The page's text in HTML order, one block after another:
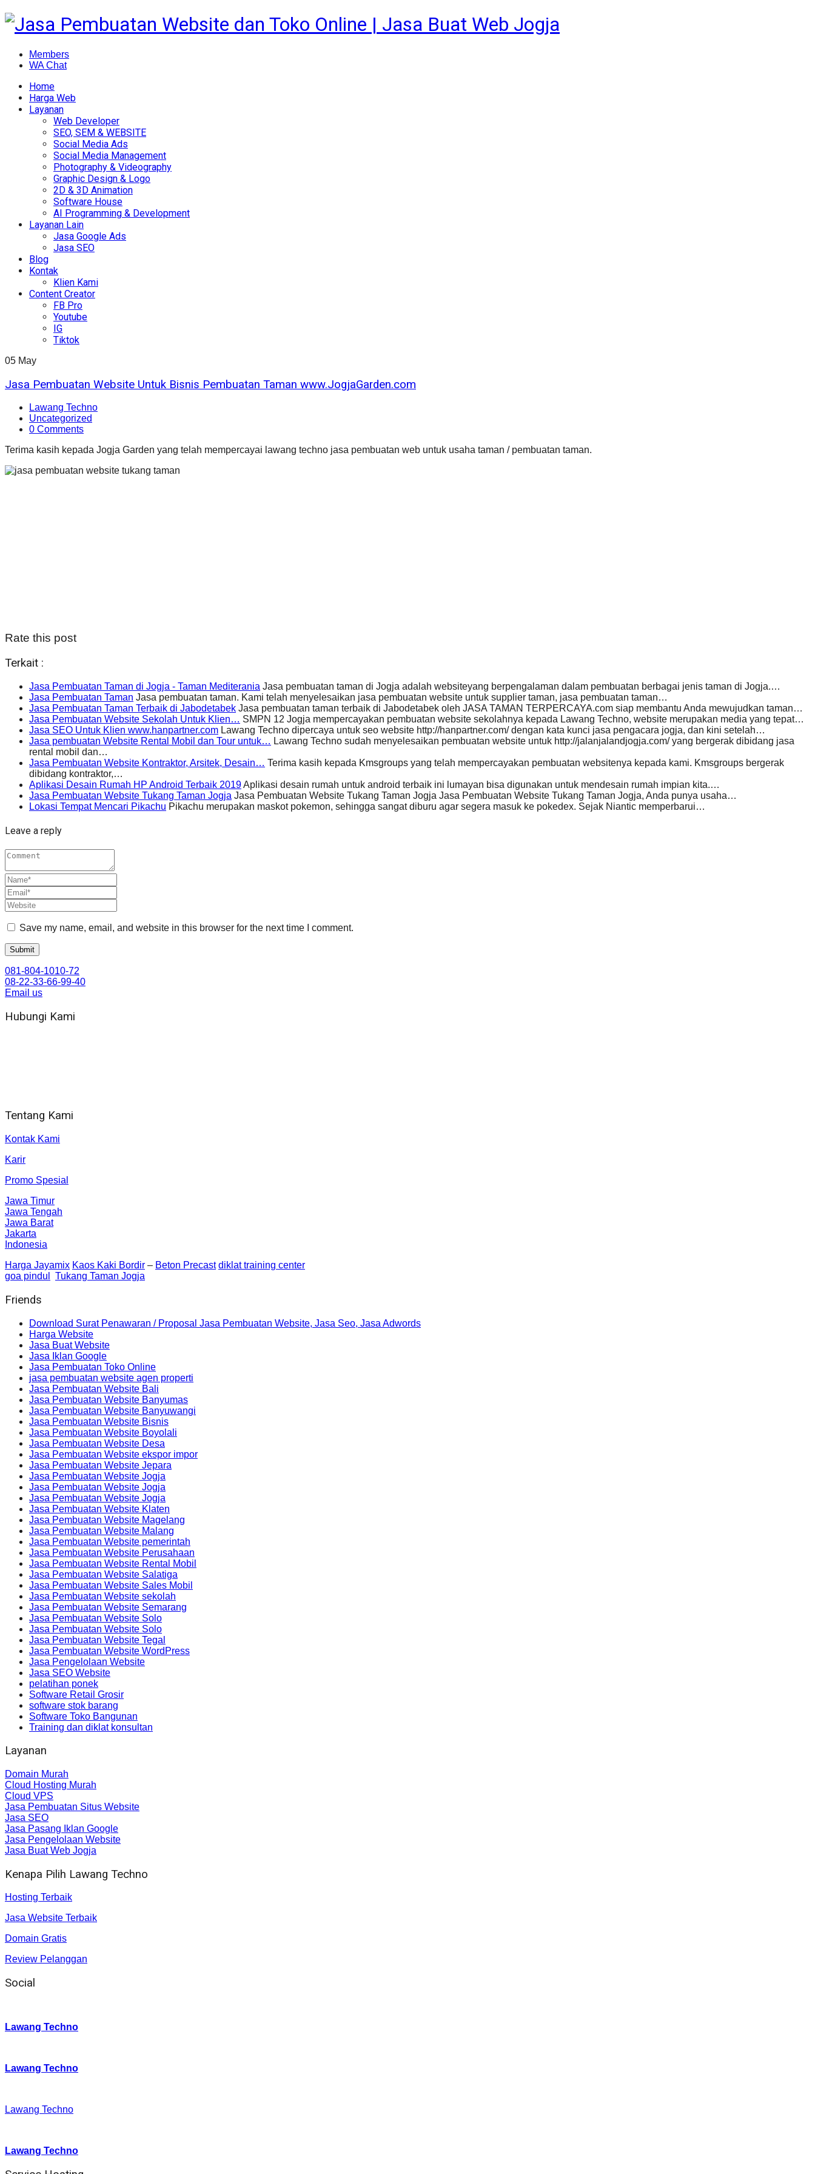
Members
WA Chat
Home
Harga Web
Layanan
Web Developer
SEO, SEM & WEBSITE
Social Media Ads
Social Media Management
Photography & Videography
Graphic Design & Logo
2D & 3D Animation
Software House
AI Programming & Development
Layanan Lain
Jasa Google Ads
Jasa SEO
Blog
Kontak
Klien Kami
Content Creator
FB Pro
Youtube
IG
Tiktok
05 May
Jasa Pembuatan Website Untuk Bisnis Pembuatan Taman www.JogjaGarden.com
Lawang Techno
Uncategorized
0 Comments
Terima kasih kepada Jogja Garden yang telah mempercayai lawang techno jasa pembuatan web untuk usaha taman / pembuatan taman.
Rate this post
Terkait :
Jasa Pembuatan Taman di Jogja - Taman Mediterania Jasa pembuatan taman di Jogja adalah websiteyang berpengalaman dalam pembuatan berbagai jenis taman di Jogja.…
Jasa Pembuatan Taman Jasa pembuatan taman. Kami telah menyelesaikan jasa pembuatan website untuk supplier taman, jasa pembuatan taman…
Jasa Pembuatan Taman Terbaik di Jabodetabek Jasa pembuatan taman terbaik di Jabodetabek oleh JASA TAMAN TERPERCAYA.com siap membantu Anda mewujudkan taman…
Jasa Pembuatan Website Sekolah Untuk Klien… SMPN 12 Jogja mempercayakan pembuatan website sekolahnya kepada Lawang Techno, website merupakan media yang tepat…
Jasa SEO Untuk Klien www.hanpartner.com Lawang Techno dipercaya untuk seo website http://hanpartner.com/ dengan kata kunci jasa pengacara jogja, dan kini setelah…
Jasa pembuatan Website Rental Mobil dan Tour untuk… Lawang Techno sudah menyelesaikan pembuatan website untuk http://jalanjalandjogja.com/ yang bergerak dibidang jasa
rental mobil dan…
Jasa Pembuatan Website Kontraktor, Arsitek, Desain… Terima kasih kepada Kmsgroups yang telah mempercayakan pembuatan websitenya kepada kami. Kmsgroups bergerak
dibidang kontraktor,…
Aplikasi Desain Rumah HP Android Terbaik 2019Aplikasi desain rumah untuk android terbaik ini lumayan bisa digunakan untuk mendesain rumah impian kita.…
Jasa Pembuatan Website Tukang Taman Jogja Jasa Pembuatan Website Tukang Taman Jogja Jasa Pembuatan Website Tukang Taman Jogja, Anda punya usaha…
Lokasi Tempat Mencari Pikachu Pikachu merupakan maskot pokemon, sehingga sangat diburu agar segera masuk ke pokedex. Sejak Niantic memperbarui…
Leave a reply
Save my name, email, and website in this browser for the next time I comment.
081-804-1010-72
08-22-33-66-99-40
Email us
Hubungi Kami
Tentang Kami
Kontak Kami
Karir
Promo Spesial
Jawa Timur
Jawa Tengah
Jawa Barat
Jakarta
Indonesia
Harga Jayamix Kaos Kaki Bordir – Beton Precast diklat training center
goa pindul
Tukang Taman Jogja
Friends
Download Surat Penawaran / Proposal Jasa Pembuatan Website, Jasa Seo, Jasa Adwords
Harga Website
Jasa Buat Website
Jasa Iklan Google
Jasa Pembuatan Toko Online
jasa pembuatan website agen properti
Jasa Pembuatan Website Bali
Jasa Pembuatan Website Banyumas
Jasa Pembuatan Website Banyuwangi
Jasa Pembuatan Website Bisnis
Jasa Pembuatan Website Boyolali
Jasa Pembuatan Website Desa
Jasa Pembuatan Website ekspor impor
Jasa Pembuatan Website Jepara
Jasa Pembuatan Website Jogja
Jasa Pembuatan Website Jogja
Jasa Pembuatan Website Jogja
Jasa Pembuatan Website Klaten
Jasa Pembuatan Website Magelang
Jasa Pembuatan Website Malang
Jasa Pembuatan Website pemerintah
Jasa Pembuatan Website Perusahaan
Jasa Pembuatan Website Rental Mobil
Jasa Pembuatan Website Salatiga
Jasa Pembuatan Website Sales Mobil
Jasa Pembuatan Website sekolah
Jasa Pembuatan Website Semarang
Jasa Pembuatan Website Solo
Jasa Pembuatan Website Solo
Jasa Pembuatan Website Tegal
Jasa Pembuatan Website WordPress
Jasa Pengelolaan Website
Jasa SEO Website
pelatihan ponek
Software Retail Grosir
software stok barang
Software Toko Bangunan
Training dan diklat konsultan
Layanan
Domain Murah
Cloud Hosting Murah
Cloud VPS
Jasa Pembuatan Situs Website
Jasa SEO
Jasa Pasang Iklan Google
Jasa Pengelolaan Website
Jasa Buat Web Jogja
Kenapa Pilih Lawang Techno
Hosting Terbaik
Jasa Website Terbaik
Domain Gratis
Review Pelanggan
Social
Lawang Techno
Lawang Techno
Lawang Techno
Lawang Techno